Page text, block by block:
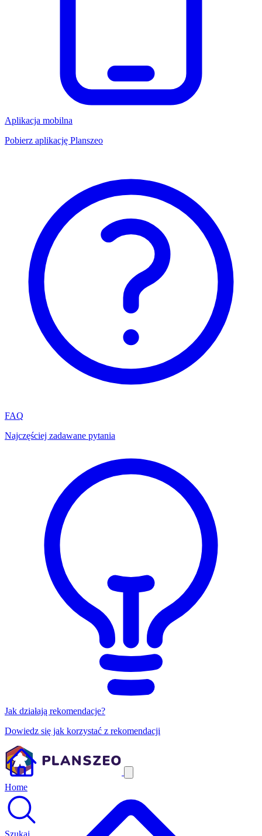
Aplikacja mobilna
Pobierz aplikację Planszeo
FAQ
Najczęściej zadawane pytania
Jak działają rekomendacje?
Dowiedz się jak korzystać z rekomendacji
Home
Szukaj